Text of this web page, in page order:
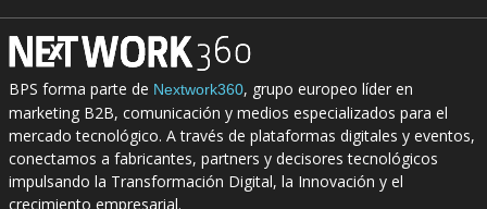
BPS forma parte de Nextwork360, grupo europeo líder en
marketing B2B, comunicación y medios especializados para el
mercado tecnológico. A través de plataformas digitales y eventos,
conectamos a fabricantes, partners y decisores tecnológicos
impulsando la Transformación Digital, la Innovación y el
crecimiento empresarial.